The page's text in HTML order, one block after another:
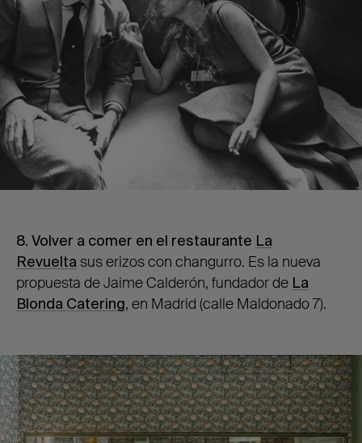
8. Volver a comer en el restaurante La
Revuelta sus erizos con changurro. Es la nueva
propuesta de Jaime Calderón, fundador de La
Blonda Catering, en Madrid (calle Maldonado 7).